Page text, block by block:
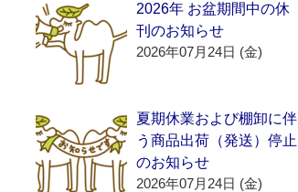
2026年 お盆期間中の休
刊のお知らせ
2026年07月24日 (金)
夏期休業および棚卸に伴
う商品出荷（発送）停止
のお知らせ
2026年07月24日 (金)